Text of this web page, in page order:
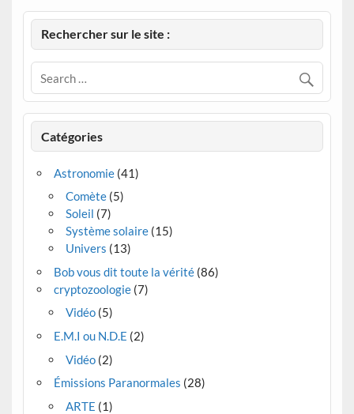
Rechercher sur le site :
Catégories
Astronomie(41)
Comète(5)
Soleil (7)
Système solaire(15)
Univers (13)
Bob vous dit toute la vérité(86)
cryptozoologie(7)
Vidéo(5)
E.M.I ou N.D.E (2)
Vidéo(2)
Émissions Paranormales (28)
ARTE (1)